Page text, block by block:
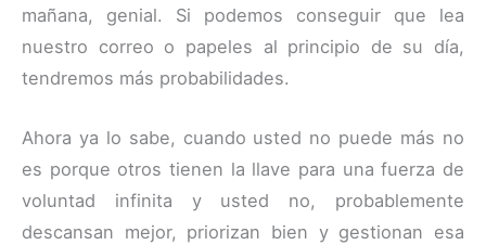
mañana, genial. Si podemos conseguir que lea
nuestro correo o papeles al principio de su día,
tendremos más probabilidades.
Ahora ya lo sabe, cuando usted no puede más no
es porque otros tienen la llave para una fuerza de
voluntad infinita y usted no, probablemente
descansan mejor, priorizan bien y gestionan esa